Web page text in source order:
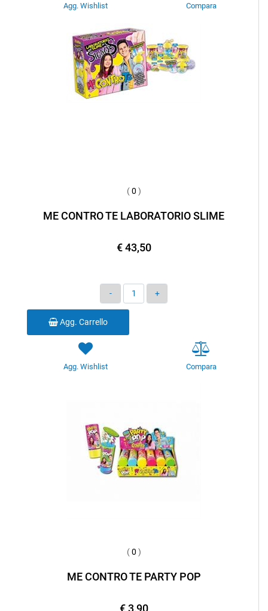
Agg. Wishlist Compara
(0 )
ME CONTRO TE LABORATORIO SLIME
€ 43,50
Quantità
Agg. Carrello
Agg. Wishlist Compara
(0 )
ME CONTRO TE PARTY POP